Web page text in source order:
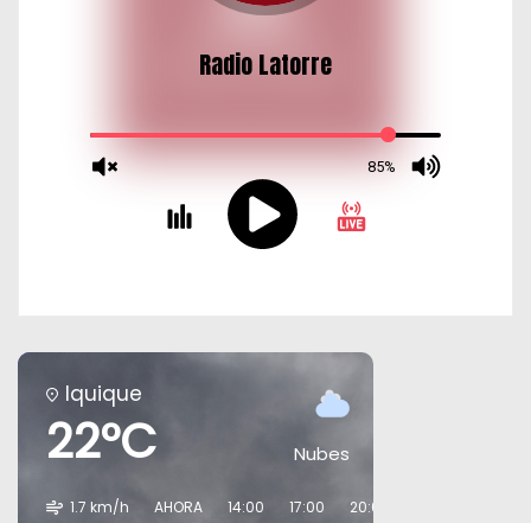
Iquique
22°C Nubes
1.7 km/h
AHORA 14:00 17:00 20:00